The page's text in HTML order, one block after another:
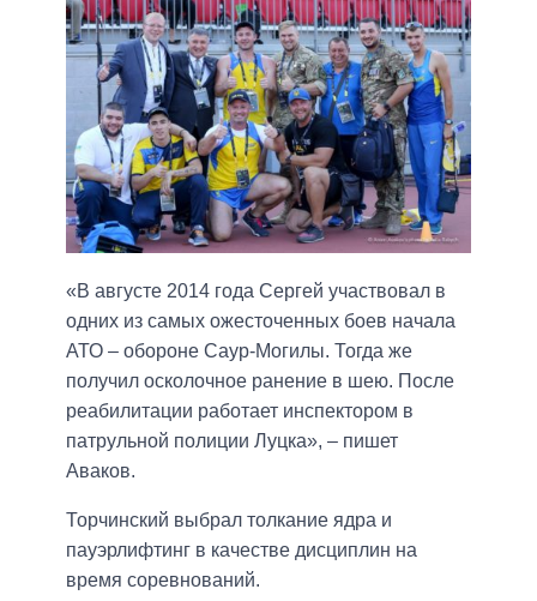
«В августе 2014 года Сергей участвовал в
одних из самых ожесточенных боев начала
АТО – обороне Саур-Могилы. Тогда же
получил осколочное ранение в шею. После
реабилитации работает инспектором в
патрульной полиции Луцка», – пишет
Аваков.
Торчинский выбрал толкание ядра и
пауэрлифтинг в качестве дисциплин на
время соревнований.